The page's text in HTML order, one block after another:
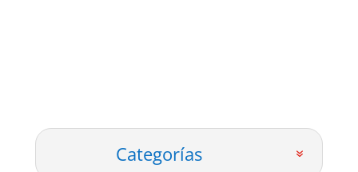
Categorías